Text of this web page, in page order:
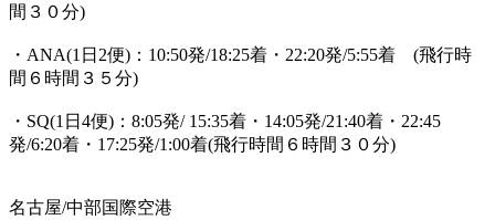
間３０分)
・ANA(1日2便)：10:50発/18:25着・22:20発/5:55着 (飛行時
間６時間３５分)
・SQ(1日4便)：8:05発/ 15:35着・14:05発/21:40着・22:45
発/6:20着・17:25発/1:00着(飛行時間６時間３０分)
名古屋/中部国際空港